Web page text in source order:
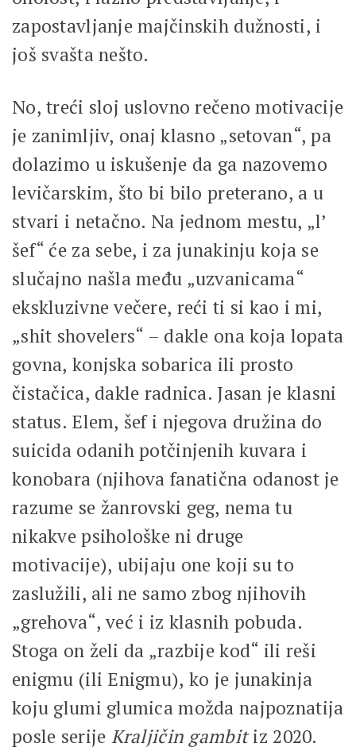
zapostavljanje majčinskih dužnosti, i
još svašta nešto.
No, treći sloj uslovno rečeno motivacije
je zanimljiv, onaj klasno „setovan“, pa
dolazimo u iskušenje da ga nazovemo
levičarskim, što bi bilo preterano, a u
stvari i netačno. Na jednom mestu, „l’
šef“ će za sebe, i za junakinju koja se
slučajno našla među „uzvanicama“
ekskluzivne večere, reći ti si kao i mi,
„shit shovelers“ – dakle ona koja lopata
govna, konjska sobarica ili prosto
čistačica, dakle radnica. Jasan je klasni
status. Elem, šef i njegova družina do
suicida odanih potčinjenih kuvara i
konobara (njihova fanatična odanost je
razume se žanrovski geg, nema tu
nikakve psihološke ni druge
motivacije), ubijaju one koji su to
zaslužili, ali ne samo zbog njihovih
„grehova“, već i iz klasnih pobuda.
Stoga on želi da „razbije kod“ ili reši
enigmu (ili Enigmu), ko je junakinja
koju glumi glumica možda najpoznatija
posle serije Kraljičin gambitiz 2020.